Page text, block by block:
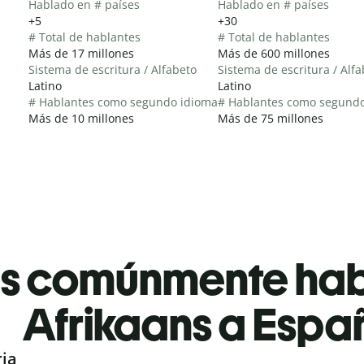
Hablado en # países
+5
# Total de hablantes
Más de 17 millones
Sistema de escritura / Alfabeto
Latino
# Hablantes como segundo idioma
Más de 10 millones
Hablado en # países
+30
# Total de hablantes
Más de 600 millones
Sistema de escritura /
Latino
# Hablantes como
Más de 75 millones
comúnmente
Afrikaans a